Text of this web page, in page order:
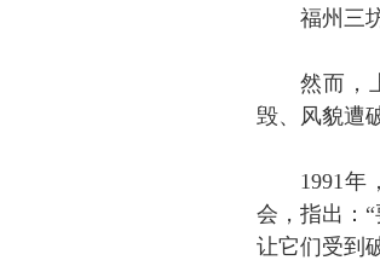
福州三
然而，
毁、风貌遭
1991年
会，指出：
让它们受到